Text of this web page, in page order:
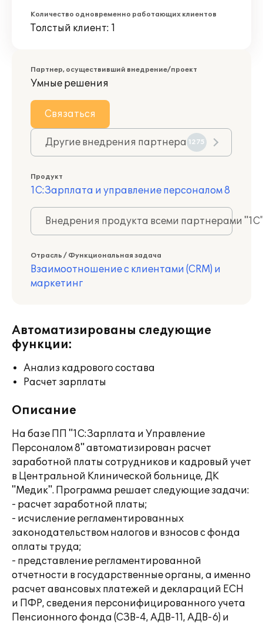
Количество одновременно работающих клиентов
Толстый клиент: 1
Партнер, осуществивший внедрение/проект
Умные решения
Связаться
Другие внедрения партнера 1275
Продукт
1С:Зарплата и управление персоналом 8
Внедрения продукта всеми партнерами
Отрасль / Функциональная задача
Взаимоотношение с клиентами (CRM) и
маркетинг
Автоматизированы следующие
функции:
Анализ кадрового состава
Расчет зарплаты
Описание
На базе ПП "1С:Зарплата и Управление
Персоналом 8" автоматизирован расчет
заработной платы сотрудников и кадровый учет
в Центральной Клинической больнице, ДК
"Медик". Программа решает следующие задачи:
- расчет заработной платы;
- исчисление регламентированных
законодательством налогов и взносов с фонда
оплаты труда;
- представление регламентированной
отчетности в государственные органы, а именно
расчет авансовых платежей и деклараций ЕСН
и ПФР, сведения персонифицированного учета
Пенсионного фонда (СЗВ-4, АДВ-11, АДВ-6) и